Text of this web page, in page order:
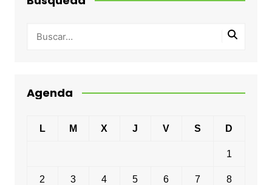
Agenda
L M X J V S D
1
2 3 4 5 6 7 8